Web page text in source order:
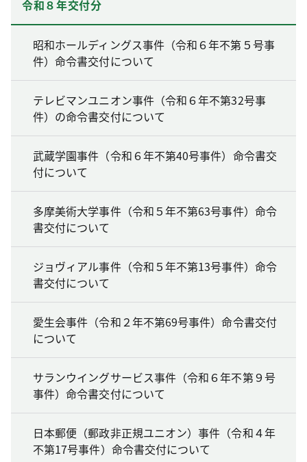
令和８年交付分
昭和ホールディングス事件（令和６年不第５号事
件）命令書交付について
テレビマンユニオン事件（令和６年不第32号事
件）の命令書交付について
武蔵学園事件（令和６年不第40号事件）命令書交
付について
多摩美術大学事件（令和５年不第63号事件）命令
書交付について
ジョヴィアル事件（令和５年不第13号事件）命令
書交付について
愛生会事件（令和２年不第69号事件）命令書交付
について
サランウイングサービス事件（令和６年不第９号
事件）命令書交付について
日本郵便（郵政非正規ユニオン）事件（令和４年
不第17号事件）命令書交付について